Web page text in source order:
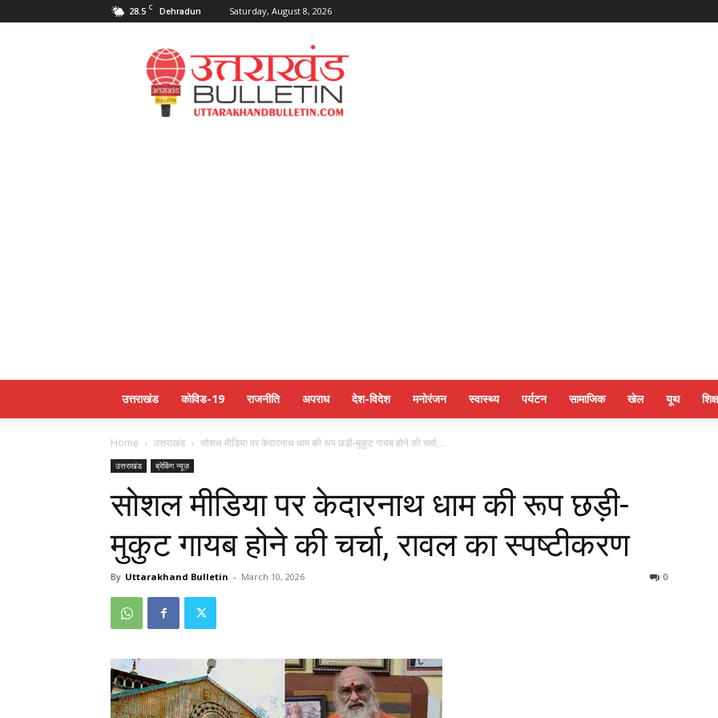
28.5 C Dehradun Saturday, August 8, 2026
Uttarakahnd
Bulletin
उत्तराखंड कोविड-19 राजनीति अपराध देश-विदेश मनोरंजन स्वास्थ्य पर्यटन सामाजिक खेल यूथ
Home उत्तराखंड सोशल मीडिया पर केदारनाथ धाम की रूप छड़ी-मुकुट गायब होने की चर्चा,...
उत्तराखंड ब्रेकिंग न्यूज़
सोशल मीडिया पर केदारनाथ धाम की रूप छड़ी-
मुकुट गायब होने की चर्चा, रावल का स्पष्टीकरण
By Uttarakhand Bulletin - March 10, 2026 0